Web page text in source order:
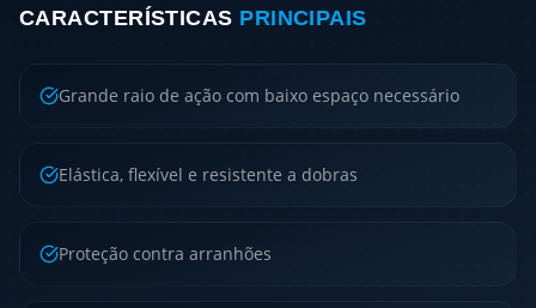
CARACTERÍSTICAS PRINCIPAIS
Grande raio de ação com baixo espaço necessário
Elástica, flexível e resistente a dobras
Proteção contra arranhões